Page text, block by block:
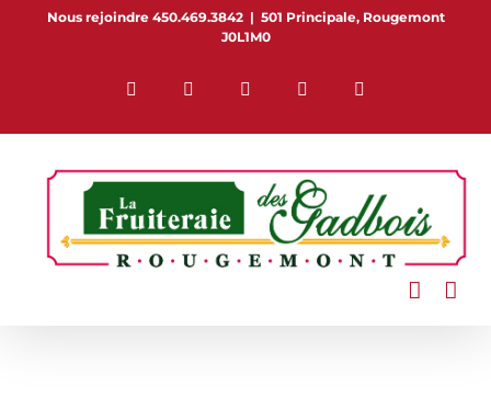
PasserNous rejoindre 450.469.3842 | 501 Principale, Rougemont
J0L1M0
FacebookPinterestFlickr InstagramYouTube